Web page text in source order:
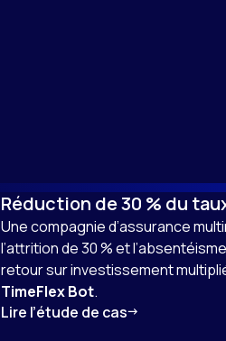
Réduction de 30 % du
Une compagnie d’assurance
l’attrition de 30 % et
retour sur investissement
TimeFlex Bot.
Lire l’étude de cas